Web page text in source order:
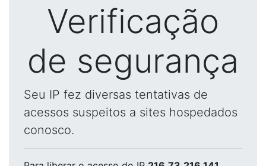
Verificação
de segurança
Seu IP fez diversas tentativas de
acessos suspeitos a sites hospedados
conosco.